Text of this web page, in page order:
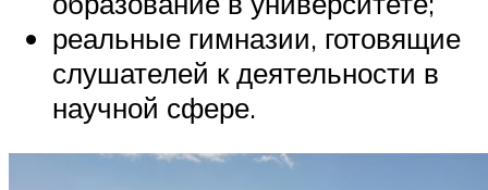
реальные гимназии, готовящие
слушателей к деятельности в
научной сфере.